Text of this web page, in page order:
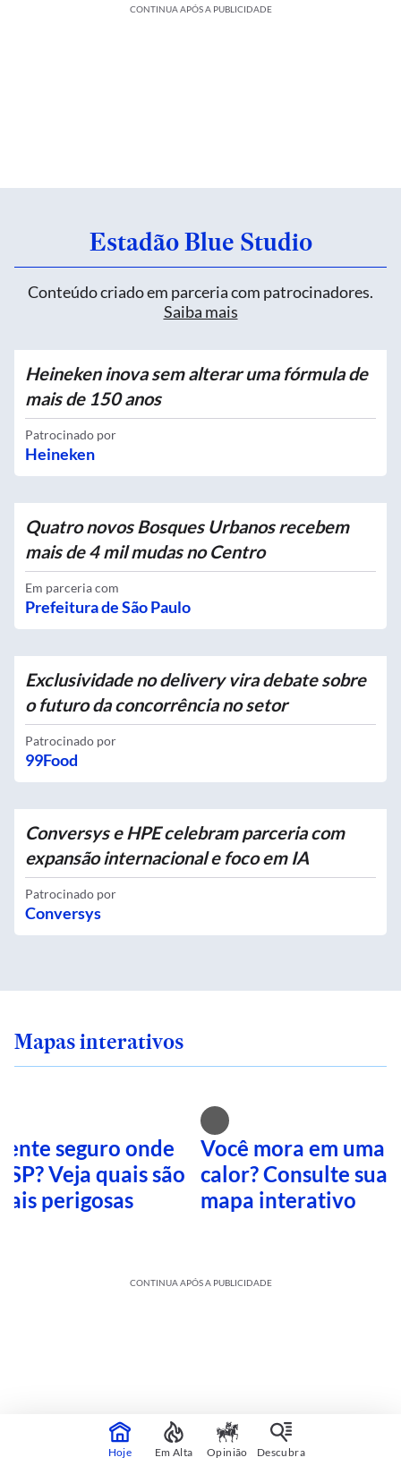
CONTINUA APÓS A PUBLICIDADE
Estadão Blue Studio
Conteúdo criado em parceria com patrocinadores.
Saiba mais
Heineken inova sem alterar uma fórmula de
mais de 150 anos
Patrocinado por
Heineken
Quatro novos Bosques Urbanos recebem
mais de 4 mil mudas no Centro
Em parceria com
Prefeitura de São Paulo
Exclusividade no delivery vira debate sobre
o futuro da concorrência no setor
Patrocinado por
99Food
Conversys e HPE celebram parceria com
expansão internacional e foco em IA
Patrocinado por
Conversys
Mapas interativos
seguro onde
SP? Veja quais são
perigosas
Você mora em uma
calor? Consulte sua
mapa interativo
CONTINUA APÓS A PUBLICIDADE
Hoje Em Alta Opinião Descubra